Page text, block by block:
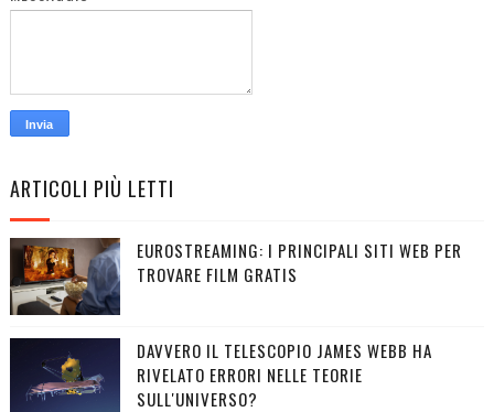
ARTICOLI PIÙ LETTI
EUROSTREAMING: I PRINCIPALI SITI WEB PER
TROVARE FILM GRATIS
DAVVERO IL TELESCOPIO JAMES WEBB HA
RIVELATO ERRORI NELLE TEORIE
SULL'UNIVERSO?